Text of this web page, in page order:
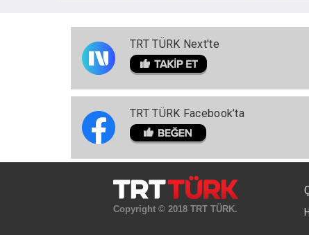
TRT TÜRK Next'te
TRT TÜRK Facebook’ta
Copyright © 2018 TRT TÜRK.